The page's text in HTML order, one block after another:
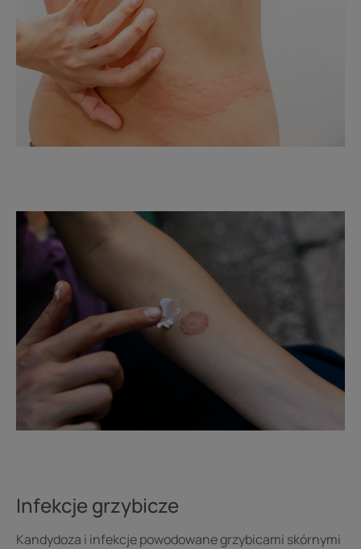
Infekcje grzybicze
Kandydoza i infekcje powodowane grzybicami skórnymi